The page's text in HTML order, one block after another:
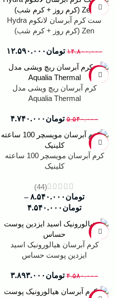
ست کرم آبرسان لانکوم Hydra
Zen (کرم روز + کرم شب)
۱۴.۸۰۰.۰۰۰ تومان ۱۲.۵۹۰.۰۰۰
کرم آبرسان ریچ ویشی مدل
Aqualia Thermal
۵.۵۴۰.۰۰۰ تومان ۴.۷۴۰.۰۰۰
کرم آبرسان مویسچر 100 ساعته
کلینیک
(44)
تومان ۸.۵۴۰.۰۰۰ –
تومان ۴.۵۴۰.۰۰۰
کرم آبرسان هیالورونیک اسید
ایزدین پوست حساس
۴.۵۸۰.۰۰۰ تومان ۳.۸۹۳.۰۰۰